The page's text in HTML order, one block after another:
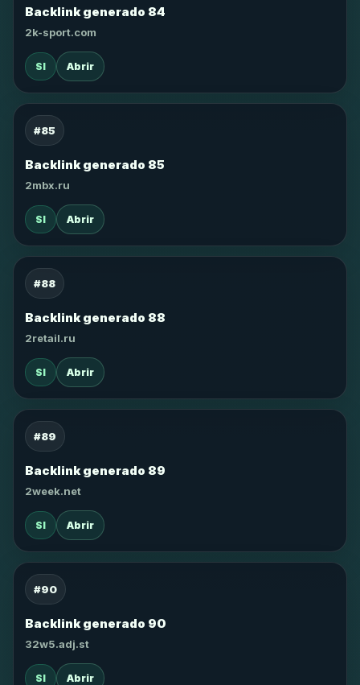
Backlink generado 84
2k-sport.com
SI Abrir
#85
Backlink generado 85
2mbx.ru
SI Abrir
#88
Backlink generado 88
2retail.ru
SI Abrir
#89
Backlink generado 89
2week.net
SI Abrir
#90
Backlink generado 90
32w5.adj.st
SI Abrir